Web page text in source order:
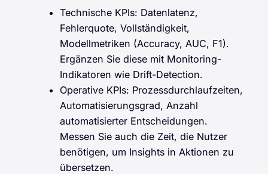
Technische KPIs: Datenlatenz,
Fehlerquote, Vollständigkeit,
Modellmetriken (Accuracy, AUC, F1).
Ergänzen Sie diese mit Monitoring-
Indikatoren wie Drift-Detection.
Operative KPIs: Prozessdurchlaufzeiten,
Automatisierungsgrad, Anzahl
automatisierter Entscheidungen.
Messen Sie auch die Zeit, die Nutzer
benötigen, um Insights in Aktionen zu
übersetzen.